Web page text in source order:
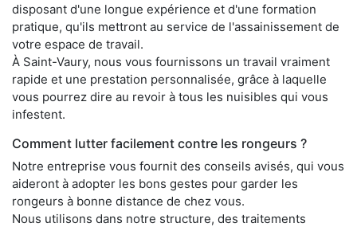
disposant d'une longue expérience et d'une formation
pratique, qu'ils mettront au service de l'assainissement de
votre espace de travail.
À Saint-Vaury, nous vous fournissons un travail vraiment
rapide et une prestation personnalisée, grâce à laquelle
vous pourrez dire au revoir à tous les nuisibles qui vous
infestent.
Comment lutter facilement contre les rongeurs ?
Notre entreprise vous fournit des conseils avisés, qui vous
aideront à adopter les bons gestes pour garder les
rongeurs à bonne distance de chez vous.
Nous utilisons dans notre structure, des traitements